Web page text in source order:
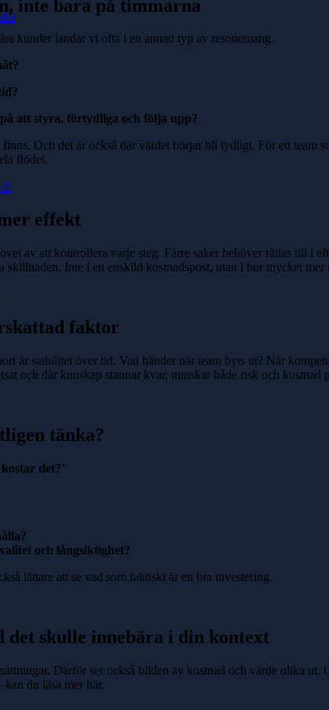
5
inte bara på timmarna
kunder landar vi ofta i en annan typ av resonemang.
att styra, förtydliga och följa upp?
Och det är också där värdet börjar bli tydligt. För ett team
flödet.
effekt
av att kontrollera varje steg. Färre saker behöver rättas till i
skillnaden. Inte i en enskild kostnadspost, utan i hur mycket
faktor
är stabilitet över tid. Vad händer när team byts ut? När
och där kunskap stannar kvar, minskar både risk och
tänka?
det?”
och långsiktighet?
lättare att se vad som faktiskt är en bra investering.
det skulle innebära i din kontext
Därför ser också bilden av kostnad och värde olika
du läsa mer här.